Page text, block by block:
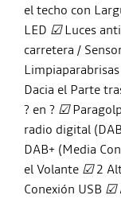
el techo con
LED ☑Luces
carretera /
Dacia el Parte
? en ? ☑
radio digital
DAB+ (Media
el Volante ☑2
Conexión USB ☑